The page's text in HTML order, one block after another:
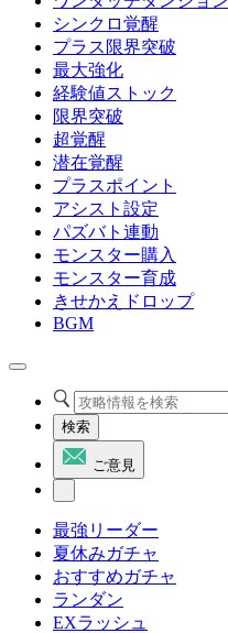
シンクロ覚醒
プラス限界突破
最大強化
経験値ストック
限界突破
超覚醒
潜在覚醒
プラスポイント
アシスト設定
パズバト連動
モンスター購入
モンスター育成
きせかえドロップ
BGM
検索
ご意見
最強リーダー
夏休みガチャ
おすすめガチャ
ランダン
EXラッシュ